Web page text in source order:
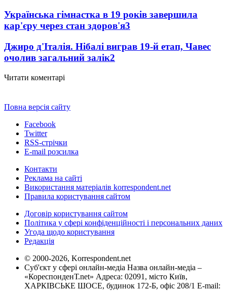
Українська гімнастка в 19 років завершила
кар'єру через стан здоров'я3
Джиро д'Італія. Нібалі виграв 19-й етап, Чавес
очолив загальний залік2
Читати коментарі
Повна версія сайту
Facebook
Twitter
RSS-стрічки
E-mail розсилка
Контакти
Реклама на сайті
Використання матеріалів korrespondent.net
Правила користування сайтом
Договір користування сайтом
Політика у сфері конфіденційності і персональних даних
Угода щодо користування
Редакція
© 2000-2026, Korrespondent.net
Суб'єкт у сфері онлайн-медіа Назва онлайн-медіа –
«КореспонденТ.net» Адреса: 02091, місто Київ,
ХАРКІВСЬКЕ ШОСЕ, будинок 172-Б, офіс 208/1 E-mail: